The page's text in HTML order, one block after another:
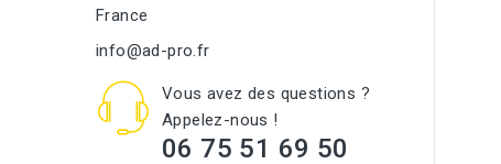
France
info@ad-pro.fr
Vous avez des questions ?
Appelez-nous !
06 75 51 69 50